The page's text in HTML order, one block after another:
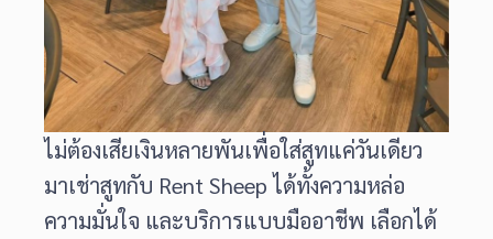
ไม่ต้องเสียเงินหลายพันเพื่อใส่สูทแค่วันเดียว
มาเช่าสูทกับ Rent Sheep ได้ทั้งความหล่อ
ความมั่นใจ และบริการแบบมืออาชีพ เลือกได้